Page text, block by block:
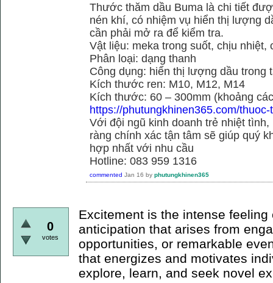
Thước thăm dầu Buma là chi tiết
nén khí, có nhiệm vụ hiển thị lượng
cần phải mở ra để kiểm tra.
Vật liệu: meka trong suốt, chịu nhiệt,
Phân loại: dạng thanh
Công dụng: hiển thị lượng dầu trong
Kích thước ren: M10, M12, M14
Kích thước: 60 – 300mm (khoảng
https://phutungkhinen365.com/
Với đội ngũ kinh doanh trẻ nhiệt
ràng chính xác tận tâm sẽ giúp quý
hợp nhất với nhu cầu
Hotline: 083 959 1316
commented Jan 16 by phutungkhinen365
0
votes
Excitement is the intense
anticipation that arises from
opportunities, or remarkable
that energizes and motivates
explore, learn, and seek novel